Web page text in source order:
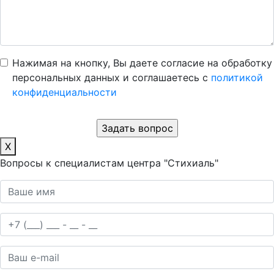
Нажимая на кнопку, Вы даете согласие на обработку
персональных данных и соглашаетесь c политикой
конфиденциальности
X
Вопросы к специалистам центра "Стихиаль"